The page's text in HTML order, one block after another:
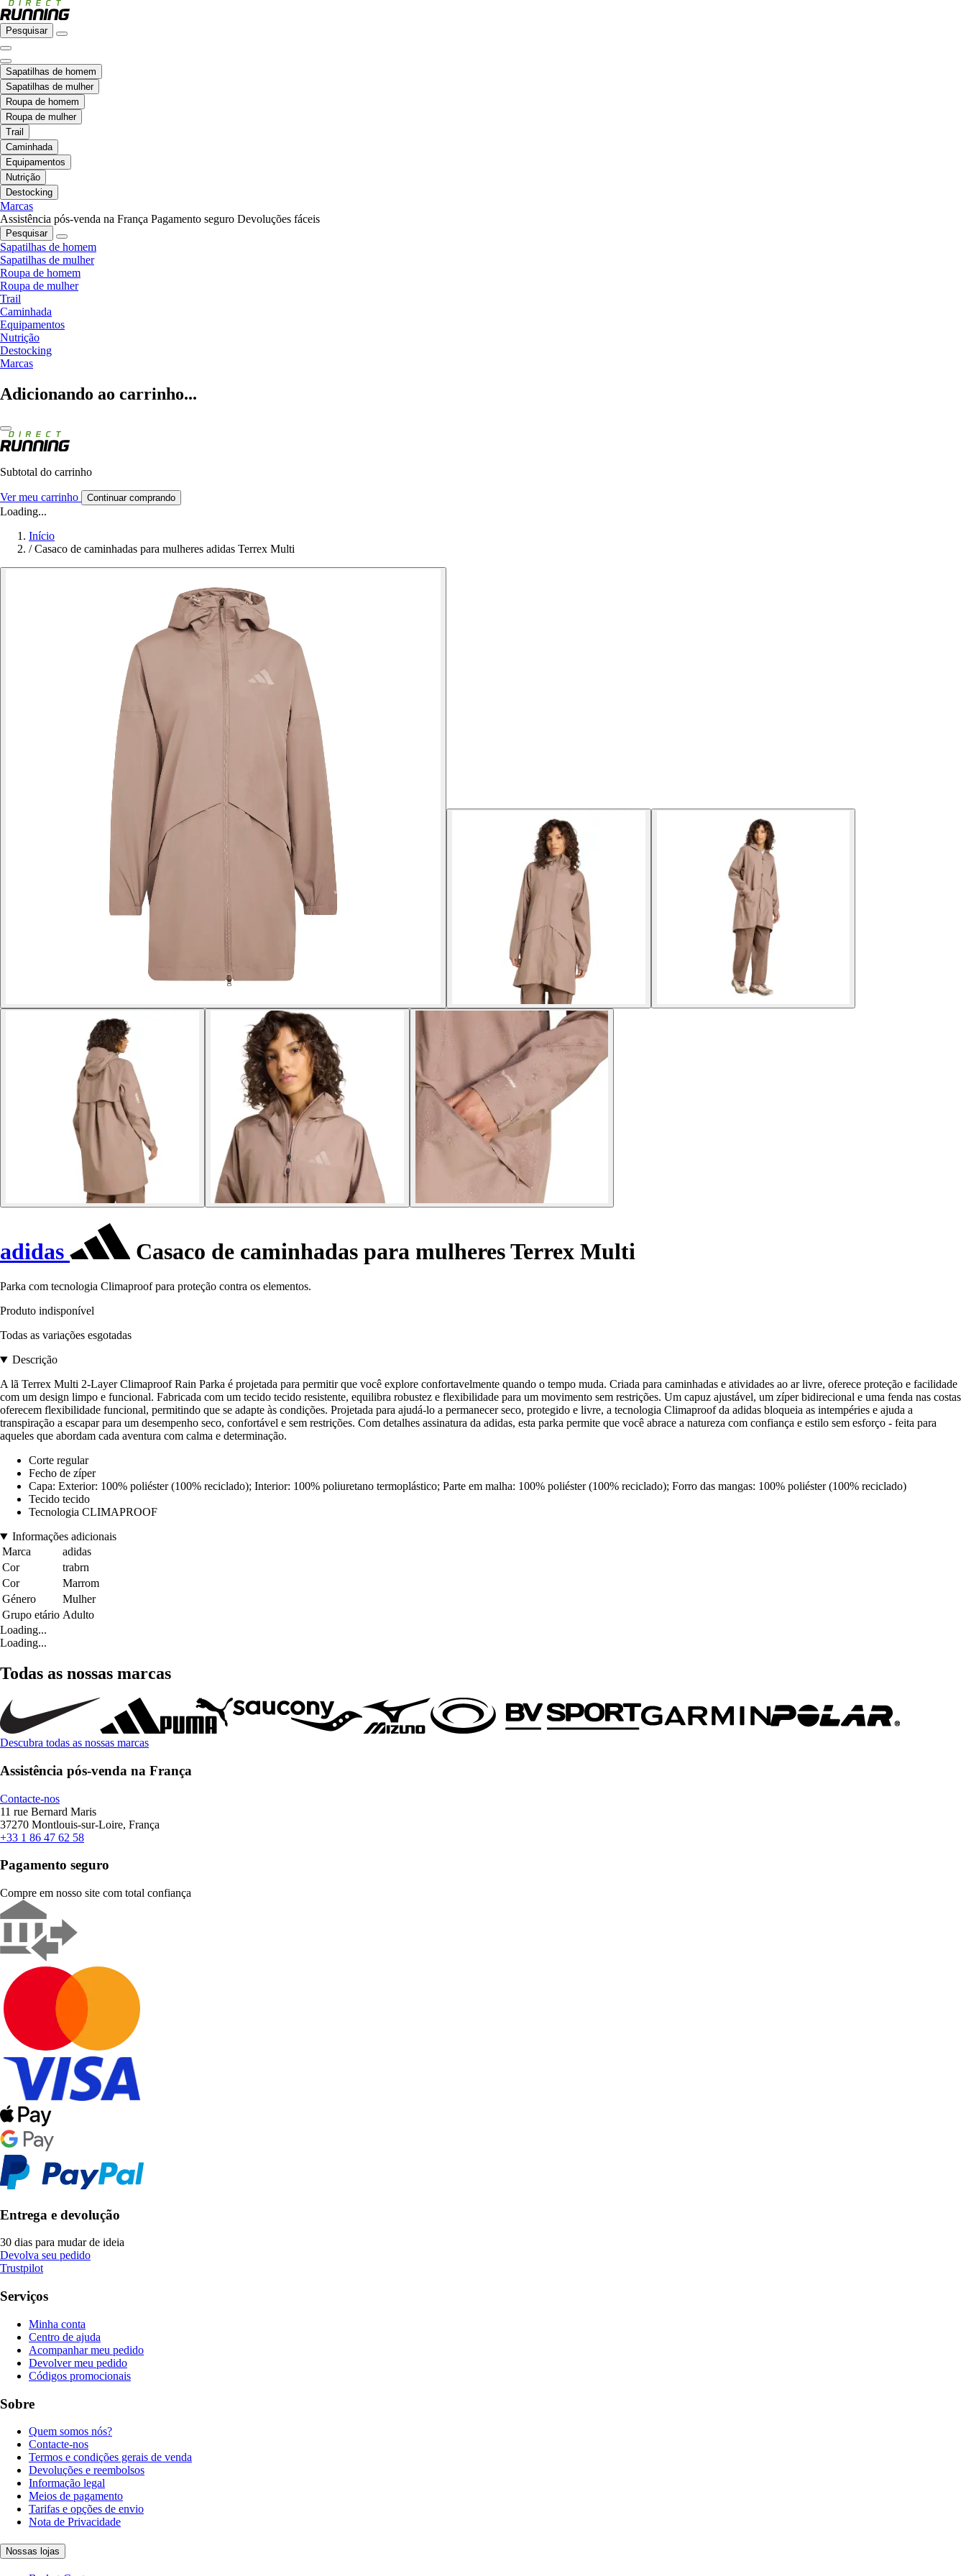
Pesquisar
Sapatilhas de homem
Sapatilhas de mulher
Roupa de homem
Roupa de mulher
Trail
Caminhada
Equipamentos
Nutrição
Destocking
Marcas
Assistência pós-venda na França Pagamento seguro Devoluções fáceis
Pesquisar
Sapatilhas de homem
Sapatilhas de mulher
Roupa de homem
Roupa de mulher
Trail
Caminhada
Equipamentos
Nutrição
Destocking
Marcas
Adicionando ao carrinho...
Subtotal do carrinho
Ver meu carrinho Continuar comprando
Loading...
Início
/ Casaco de caminhadas para mulheres adidas Terrex Multi
adidas Casaco de caminhadas para mulheres Terrex Multi
Parka com tecnologia Climaproof para proteção contra os elementos.
Produto indisponível
Todas as variações esgotadas
Descrição
A lã Terrex Multi 2-Layer Climaproof Rain Parka é projetada para permitir que você explore confortavelmente quando o tempo muda. Criada para caminhadas e atividades ao ar livre, oferece proteção e facilidade
com um design limpo e funcional. Fabricada com um tecido tecido resistente, equilibra robustez e flexibilidade para um movimento sem restrições. Um capuz ajustável, um zíper bidirecional e uma fenda nas costas
oferecem flexibilidade funcional, permitindo que se adapte às condições. Projetada para ajudá-lo a permanecer seco, protegido e livre, a tecnologia Climaproof da adidas bloqueia as intempéries e ajuda a
transpiração a escapar para um desempenho seco, confortável e sem restrições. Com detalhes assinatura da adidas, esta parka permite que você abrace a natureza com confiança e estilo sem esforço - feita para
aqueles que abordam cada aventura com calma e determinação.
Corte regular
Fecho de zíper
Capa: Exterior: 100% poliéster (100% reciclado); Interior: 100% poliuretano termoplástico; Parte em malha: 100% poliéster (100% reciclado); Forro das mangas: 100% poliéster (100% reciclado)
Tecido tecido
Tecnologia CLIMAPROOF
Informações adicionais
Marca
adidas
Cor
trabrn
Cor
Marrom
Género
Mulher
Grupo etário Adulto
Loading...
Loading...
Todas as nossas marcas
Descubra todas as nossas marcas
Assistência pós-venda na França
Contacte-nos
11 rue Bernard Maris
37270 Montlouis-sur-Loire, França
+33 1 86 47 62 58
Pagamento seguro
Compre em nosso site com total confiança
Entrega e devolução
30 dias para mudar de ideia
Devolva seu pedido
Trustpilot
Serviços
Minha conta
Centro de ajuda
Acompanhar meu pedido
Devolver meu pedido
Códigos promocionais
Sobre
Quem somos nós?
Contacte-nos
Termos e condições gerais de venda
Devoluções e reembolsos
Informação legal
Meios de pagamento
Tarifas e opções de envio
Nota de Privacidade
Nossas lojas